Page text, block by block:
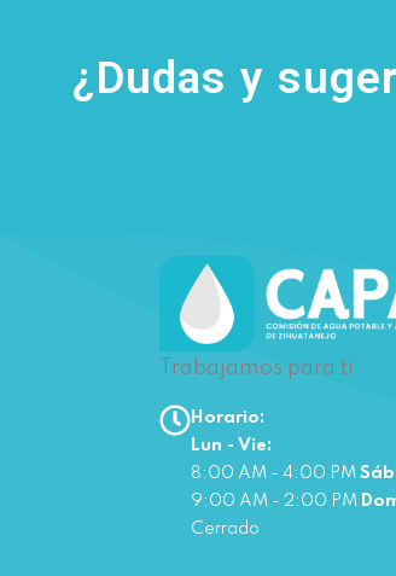
¿Dudas y
Trabajamos para ti.
Horario:
Lun - Vie:
8:00 AM - 4:00 PM
9:00 AM - 2:00 PM
Cerrado